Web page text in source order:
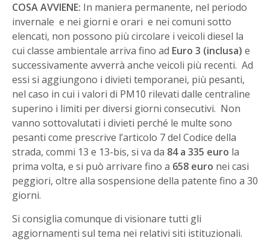
COSA AVVIENE: In maniera permanente, nel periodo
invernale e nei giorni e orari e nei comuni sotto
elencati, non possono più circolare i veicoli diesel la
cui classe ambientale arriva fino ad Euro 3 (inclusa) e
successivamente avverrà anche veicoli più recenti. Ad
essi si aggiungono i divieti temporanei, più pesanti,
nel caso in cui i valori di PM10 rilevati dalle centraline
superino i limiti per diversi giorni consecutivi. Non
vanno sottovalutati i divieti perché le multe sono
pesanti come prescrive l’articolo 7 del Codice della
strada, commi 13 e 13-bis, si va da 84 a 335 euro la
prima volta, e si può arrivare fino a 658 euro nei casi
peggiori, oltre alla sospensione della patente fino a 30
giorni.
Si consiglia comunque di visionare tutti gli
aggiornamenti sul tema nei relativi siti istituzionali.